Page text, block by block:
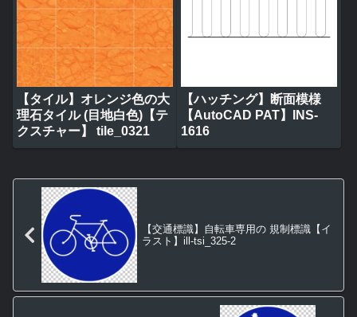
【タイル】オレンジ色の大
理石タイル (目地白色)【テ
クスチャー】 tile_0321
【ハッチング】断面模様
【AutoCAD PAT】INS-
1616
【交通標識】自転車専用の 規制標識【イ
ラスト】ill-tsi_325-2